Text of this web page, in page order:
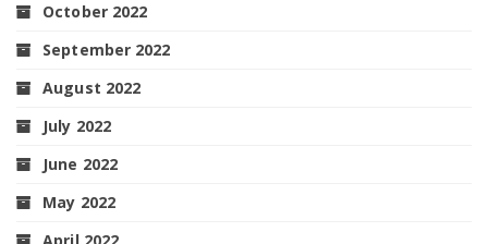
October 2022
September 2022
August 2022
July 2022
June 2022
May 2022